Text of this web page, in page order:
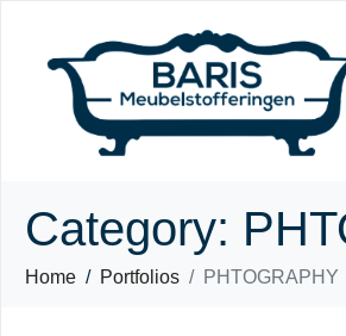
Category:
Home Portfolios PHTOGRAPHY